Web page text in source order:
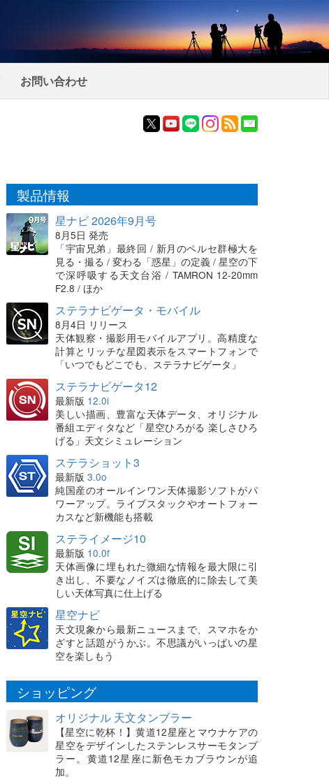
お問い合わせ
製品情報
星ナビ 2026年9月号
8月5日 発売
「宇宙兄弟」最終回 / 新月のペルセ群極大を
見る・撮る / 変わる「惑星」の定義 / 星空の下
で深呼吸する天文台浴 / TAMRON 12-20mm
F2.8 / ほか
ステラナビゲータ・モバイル
8月4日 リリース
天体観察・撮影用モバイルアプリ。高精度な
計算とリッチな星図表示をスマートフォンで
「いつでもどこでも、ステラナビゲータ」
ステラナビゲータ12
最新版 12.0i
美しい描画、豊富な天体データ、オリジナル
番組エディタなど「星空ひろがる 楽しさひろ
げる」天文シミュレーション
ステラショット3
最新版 3.0o
純国産のオールインワン天体撮影ソフトがパ
ワーアップ。ライブスタックやオートフォー
カスなど新機能も搭載
ステライメージ10
最新版 10.0f
天体画像に埋もれた微細な情報を最大限に引
き出し、不要なノイズは徹底的に除去して美
しい天体写真に仕上げる
星空ナビ
天文現象から最新ニュースまで、スマホをか
ざすと話題がうかぶ。不思議がいっぱいの星
空を楽しもう
ショッピング
オリジナル 天文タンブラー
【星空に乾杯！】黄道12星座とマウナケアの
星空をデザインしたステンレスサーモタンブ
ラー。黄道12星座に新色モカブラウンが追
加。